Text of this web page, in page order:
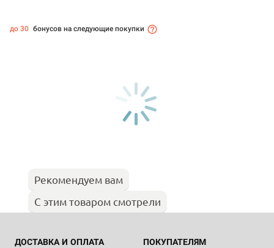
до 30 бонусов на следующие покупки
Рекомендуем вам
С этим товаром смотрели
ДОСТАВКА И ОПЛАТА ПОКУПАТЕЛЯМ